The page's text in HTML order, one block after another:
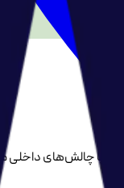
تیم با چالش‌های داخلی